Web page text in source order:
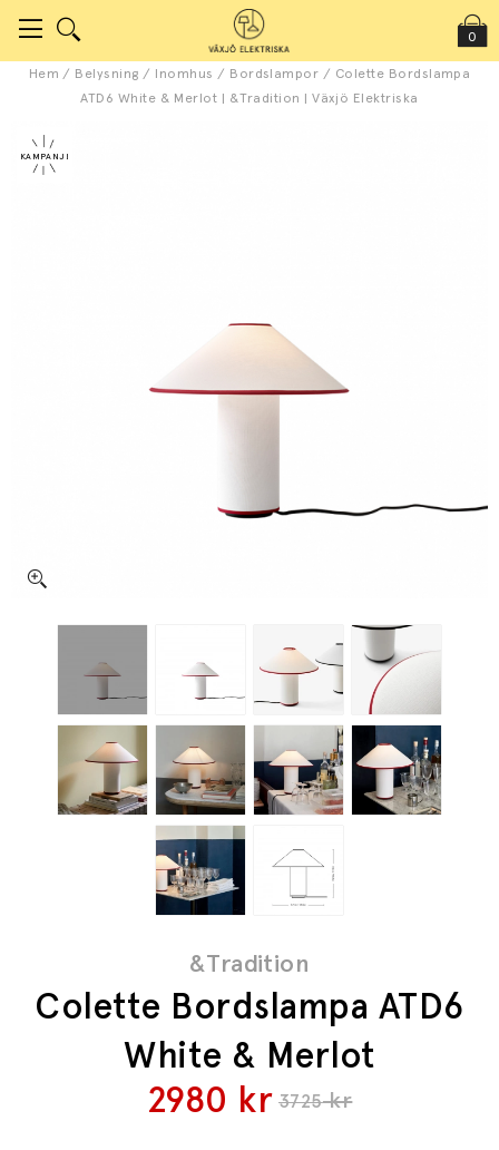
0
Hem / Belysning / Inomhus / Bordslampor / Colette Bordslampa
ATD6 White & Merlot | &Tradition | Växjö Elektriska
&Tradition
Colette Bordslampa ATD6
White & Merlot
3725kr
2980 kr